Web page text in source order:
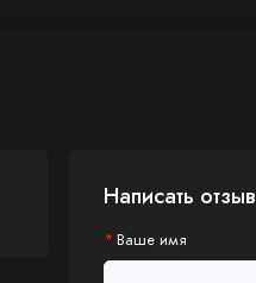
Написать отзыв
Ваше имя